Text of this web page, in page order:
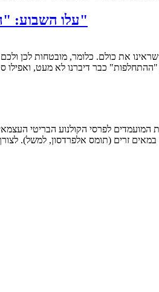
עלו השבוע: "ההתחלפות", "קוריולאנוס", "זה בוודאי המקום", ו-"באטלשיפ"
את כולם. כלומר, מובטחות לכן
כבר דיברנו לא מעט, ואפילו סקרנו
למשל). לצורך העניין, שליש מרשימת 15 הסרטים